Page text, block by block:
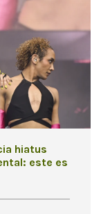
hiatus
este es